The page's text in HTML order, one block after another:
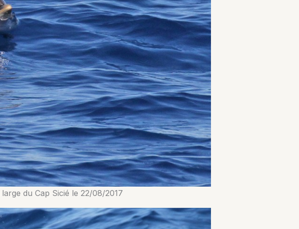
du Cap Sicié le 22/08/2017